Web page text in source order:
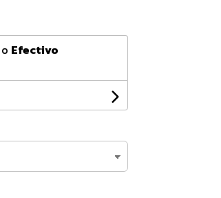
o Efectivo